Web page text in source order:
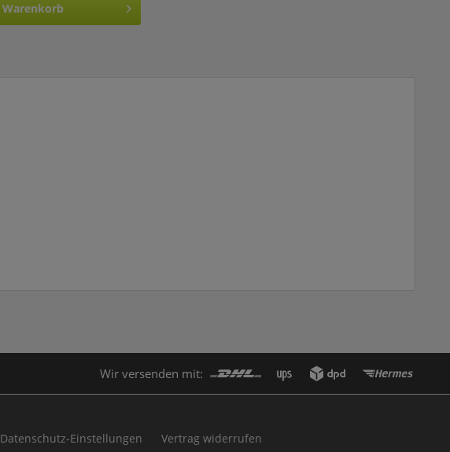
Warenkorb
Wir versenden mit:
Datenschutz-Einstellungen Vertrag widerrufen